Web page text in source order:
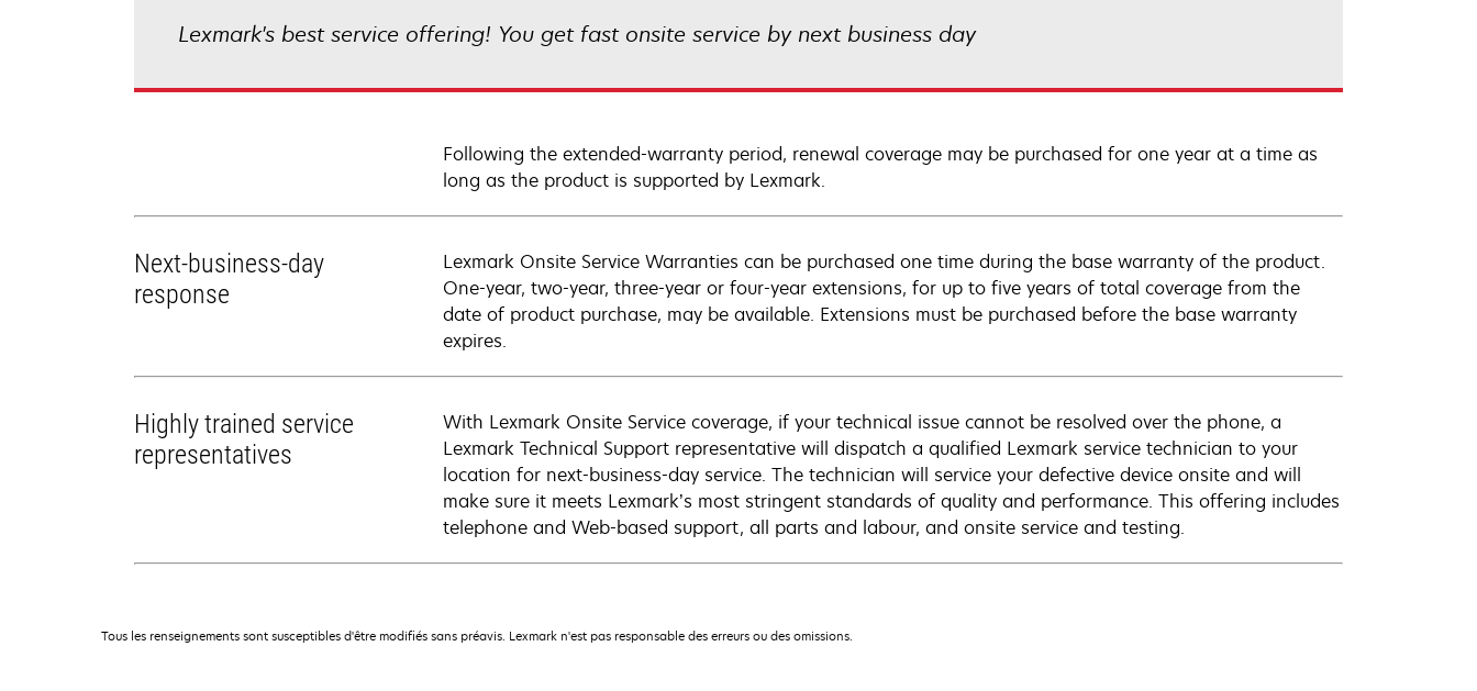
Lexmark's best service offering! You get fast onsite service by next business day
Following the extended-warranty period, renewal coverage may be purchased for one year at a time as
long as the product is supported by Lexmark.
Next-business-day
response
Lexmark Onsite Service Warranties can be purchased one time during the base warranty of the product.
One-year, two-year, three-year or four-year extensions, for up to five years of total coverage from the
date of product purchase, may be available. Extensions must be purchased before the base warranty
expires.
Highly trained service
representatives
With Lexmark Onsite Service coverage, if your technical issue cannot be resolved over the phone, a
Lexmark Technical Support representative will dispatch a qualified Lexmark service technician to your
location for next-business-day service. The technician will service your defective device onsite and will
make sure it meets Lexmark’s most stringent standards of quality and performance. This offering includes
telephone and Web-based support, all parts and labour, and onsite service and testing.
Tous les renseignements sont susceptibles d'être modifiés sans préavis. Lexmark n'est pas responsable des erreurs ou des omissions.